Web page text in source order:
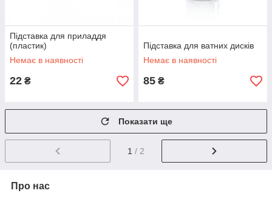
Підставка для приладдя
(пластик)
Немає в наявності
22 ₴
Підставка для ватних дисків
Немає в наявності
85 ₴
Показати ще
1 / 2
Про нас